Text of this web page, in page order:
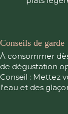
Conseils de garde
À consommer
de dégustation
Conseil : Mettez
l'eau et des